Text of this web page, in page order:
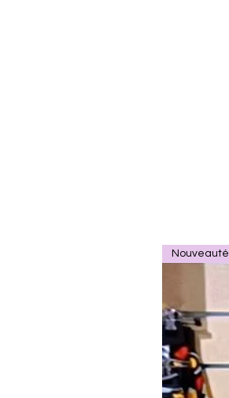
Nouveauté